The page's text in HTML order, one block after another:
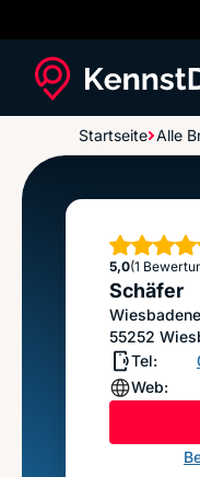
Startseite Alle
Schäfer
5,0
Sterne
(1
Schäfer
55252
Tel:
Web: